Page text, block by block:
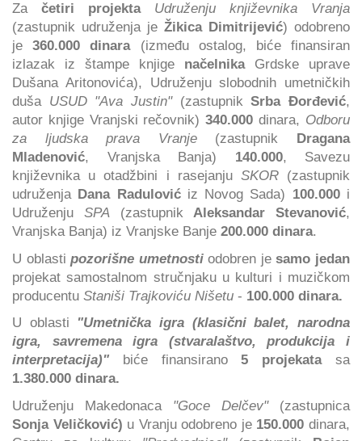
Za četiri projekta
Udruženju književnika Vranja
(zastupnik udruženja je Žikica Dimitrijević) odobreno
je 360.000 dinara (između ostalog, biće finansiran
izlazak iz štampe knjige načelnikaGrdske uprave
Dušana Aritonovića), Udruženju slobodnih umetničkih
duša USUD "Ava Justin" (zastupnikSrba Đorđević,
autor knjige Vranjski rečovnik)340.000 dinara, Odboru
za ljudska prava Vranje (zastupnik
Dragana
Mladenović, Vranjska Banja) 140.000, Savezu
književnika u otadžbini i rasejanju SKOR(zastupnik
udruženja
Dana Radulovićiz Novog Sada) 100.000i
Udruženju SPA (zastupnik Aleksandar Stevanović,
Vranjska Banja) iz Vranjske Banje 200.000 dinara.
U oblastipozorišne umetnostiodobren jesamo jedan
projekat samostalnom stručnjaku u kulturi i muzičkom
producentu Staniši Trajkoviću Nišetu - 100.000 dinara.
U oblasti "Umetnička igra (klasični balet, narodna
igra, savremena igra (stvaralaštvo, produkcija i
interpretacija)" biće finansirano5 projekatasa
1.380.000 dinara.
Udruženju Makedonaca "Goce Delčev"(zastupnica
Sonja Veličković) u Vranju odobreno je 150.000dinara,